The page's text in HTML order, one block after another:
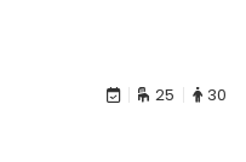
25 30